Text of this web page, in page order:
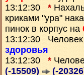
13:12:30 *
криками "ура"
пинок в корпус на
13:12:30 Человек
здоровья
13:12:30 *
(-15509)
(-